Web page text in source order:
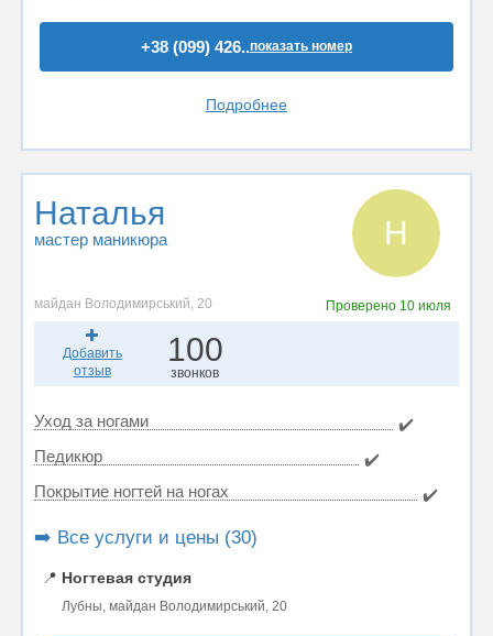
+38 (099) 426..показать номер
Подробнее
Наталья
мастер маникюра Н
майдан Володимирський, 20 Проверено 10 июля
Добавить
отзыв
100
звонков
Уход за ногами
✔️
Педикюр
✔️
Покрытие ногтей на ногах
✔️
➡️ Все услуги и цены (30)
📍 Ногтевая студия
Лубны, майдан Володимирський, 20